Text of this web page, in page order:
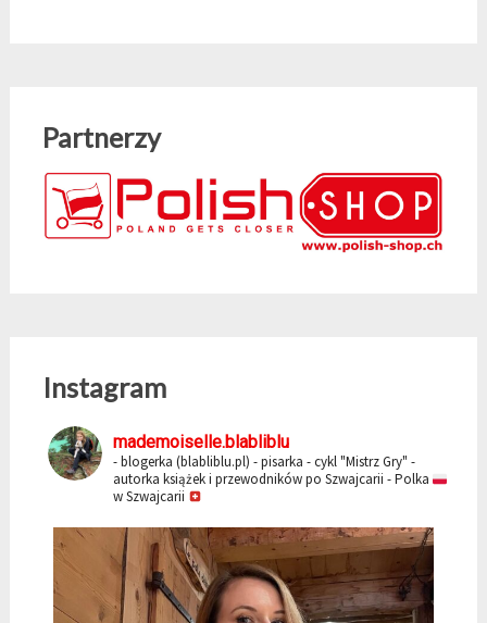
Partnerzy
Instagram
mademoiselle.blabliblu
- blogerka (blabliblu.pl) - pisarka - cykl "Mistrz Gry" -
autorka książek i przewodników po Szwajcarii - Polka
w Szwajcarii